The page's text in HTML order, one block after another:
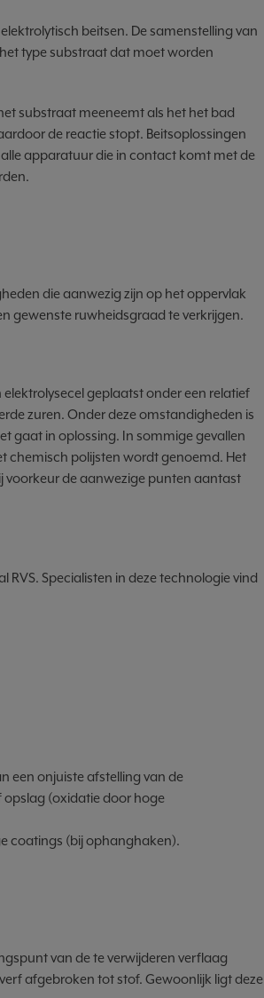
beitsen. De samenstelling van
type substraat dat moet worden
substraat meeneemt als het het bad
de reactie stopt. Beitsoplossingen
apparatuur die in contact komt met de
die aanwezig zijn op het oppervlak
gewenste ruwheidsgraad te verkrijgen.
geplaatst onder een relatief
zuren. Onder deze omstandigheden is
gaat in oplossing. In sommige gevallen
chemisch polijsten wordt genoemd. Het
voorkeur de aanwezige punten aantast
Specialisten in deze technologie vind
een onjuiste afstelling van de
(oxidatie door hoge
coatings (bij ophanghaken).
van de te verwijderen verflaag
afgebroken tot stof. Gewoonlijk ligt deze